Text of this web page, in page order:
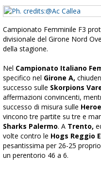
Campionato Femminile F3
divisionale del Girone Nord
della stagione.
Nel Campionato Italiano
specifico nel Girone A,
successo sulle Skorpions
affermazioni convincenti,
successo di misura sulle
vincono tre partite su tre e
Sharks Palermo. A Trento,
volte contro le Hogs Reggio
pesantissima per 26-25
un perentorio 46 a 6.